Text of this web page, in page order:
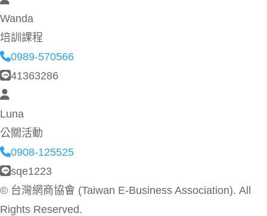
Wanda
培訓課程
0989-570566
41363286
Luna
公關活動
0908-125525
sqe1223
© 台灣網商協會 (Taiwan E-Business Association). All
Rights Reserved.